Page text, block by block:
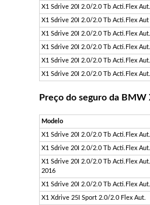
X1 Sdrive 20I 2.0/2.0 Tb Acti.Flex Aut.
X1 Sdrive 20I 2.0/2.0 Tb Acti.Flex Aut
X1 Sdrive 20I 2.0/2.0 Tb Acti.Flex Aut.
X1 Sdrive 20I 2.0/2.0 Tb Acti.Flex Aut.
X1 Sdrive 20I 2.0/2.0 Tb Acti.Flex Aut.
X1 Sdrive 20I 2.0/2.0 Tb Acti.Flex Aut.
Preço do seguro da BMW
Modelo
X1 Sdrive 20I 2.0/2.0 Tb Acti.Flex Aut.
X1 Sdrive 20I 2.0/2.0 Tb Acti.Flex Aut.
X1 Sdrive 20I 2.0/2.0 Tb Acti.Flex Aut.
2016
X1 Sdrive 20I 2.0/2.0 Tb Acti.Flex Aut.
X1 Xdrive 25I Sport 2.0/2.0 Flex Aut.